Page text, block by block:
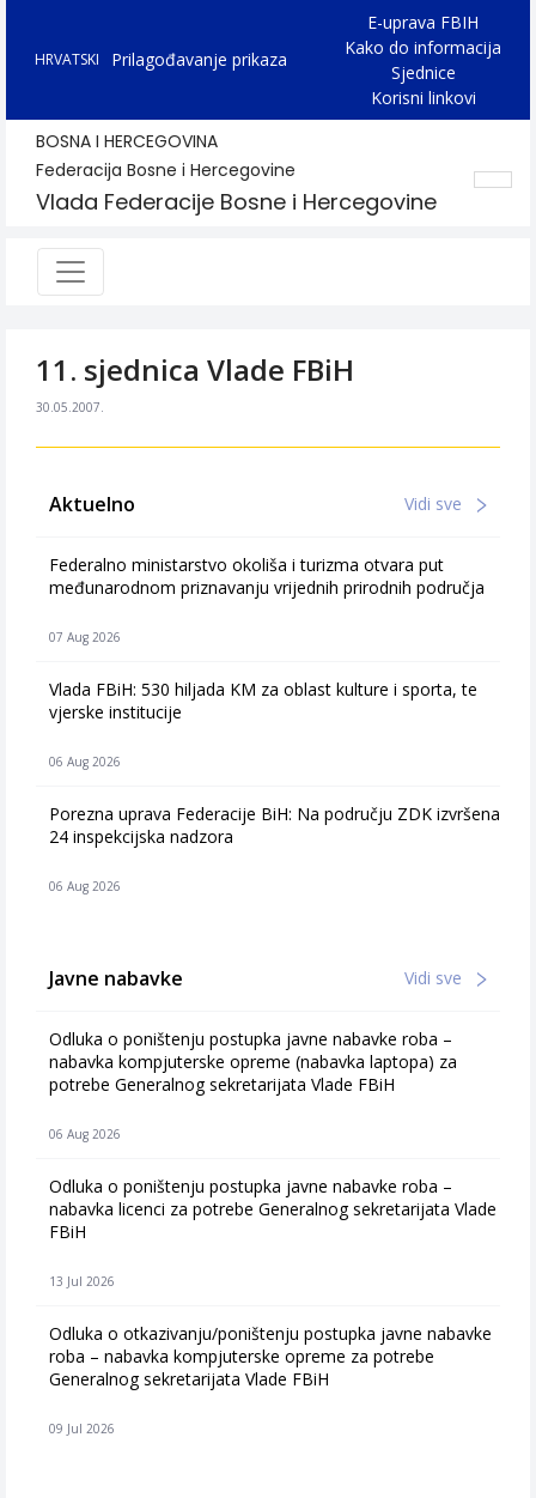
HRVATSKI Prilagođavanje prikaza
E-uprava FBIH
Kako do informacija
Sjednice
Korisni linkovi
BOSNA I HERCEGOVINA
Federacija Bosne i Hercegovine
Vlada Federacije Bosne i Hercegovine
11. sjednica Vlade FBiH
30.05.2007.
Aktuelno Vidi sve
Federalno ministarstvo okoliša i turizma otvara put
međunarodnom priznavanju vrijednih prirodnih područja
07 Aug 2026
Vlada FBiH: 530 hiljada KM za oblast kulture i sporta, te
vjerske institucije
06 Aug 2026
Porezna uprava Federacije BiH: Na području ZDK izvršena
24 inspekcijska nadzora
06 Aug 2026
Javne nabavke Vidi sve
Odluka o poništenju postupka javne nabavke roba –
nabavka kompjuterske opreme (nabavka laptopa) za
potrebe Generalnog sekretarijata Vlade FBiH
06 Aug 2026
Odluka o poništenju postupka javne nabavke roba –
nabavka licenci za potrebe Generalnog sekretarijata Vlade
FBiH
13 Jul 2026
Odluka o otkazivanju/poništenju postupka javne nabavke
roba – nabavka kompjuterske opreme za potrebe
Generalnog sekretarijata Vlade FBiH
09 Jul 2026